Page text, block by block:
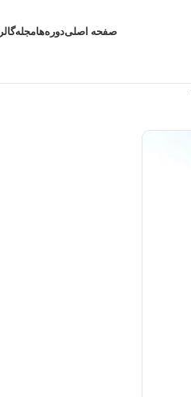
صفحه اصلیدوره‌هامجله